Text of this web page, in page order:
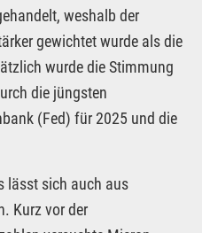
weshalb der
gewichtet wurde als die
wurde die Stimmung
die jüngsten
(Fed) für 2025 und die
lässt sich auch aus
Kurz vor der